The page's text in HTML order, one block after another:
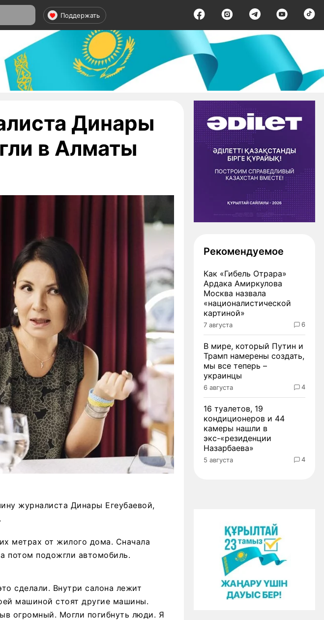
Поддержать
Динары
в Алматы
журналиста Динары Егеубаевой,
метрах от жилого дома. Сначала
потом подожгли автомобиль.
сделали. Внутри салона лежит
машиной стоят другие машины.
огромный. Могли погибнуть люди. Я
Рекомендуемое
Как «Гибель Отрара»
Ардака Амиркулова
Москва назвала
«националистической
картиной»
7 августа 6
В мире, который Путин и
Трамп намерены создать,
мы все теперь –
украинцы
6 августа 4
16 туалетов, 19
кондиционеров и 44
камеры нашли в
экс-«резиденции
Назарбаева»
5 августа 4